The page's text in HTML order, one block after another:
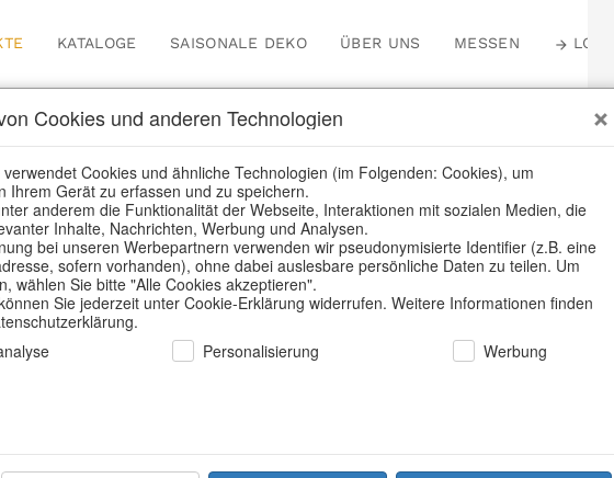
KATALOGE SAISONALE DEKO ÜBER UNS MESSEN LOGIN
Produkte für Händler
/Unsere Produkte für Händler/Ostern/Klammern, Streuschmuck
Cookies und anderen Technologien
Cookies und ähnliche Technologien (im Folgenden: Cookies), um
Ihrem Gerät zu erfassen und zu speichern.
anderem die Funktionalität der Webseite, Interaktionen mit sozialen Medien, die
Inhalte, Nachrichten, Werbung und Analysen.
bei unseren Werbepartnern verwenden wir pseudonymisierte Identifier (z.B. eine
sofern vorhanden), ohne dabei auslesbare persönliche Daten zu teilen. Um
wählen Sie bitte "Alle Cookies akzeptieren".
Sie jederzeit unter Cookie-Erklärung widerrufen. Weitere Informationen finden
Personalisierung Werbung